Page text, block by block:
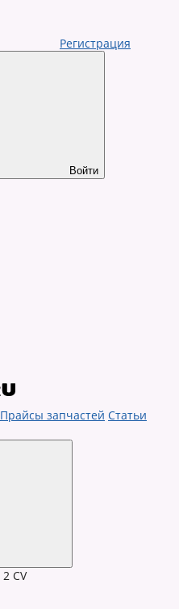
Регистрация
Войти
Прайсы запчастей Статьи
2 CV